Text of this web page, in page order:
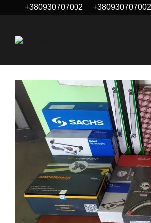
Перейти до основного контенту
+380930707002 +380930707002